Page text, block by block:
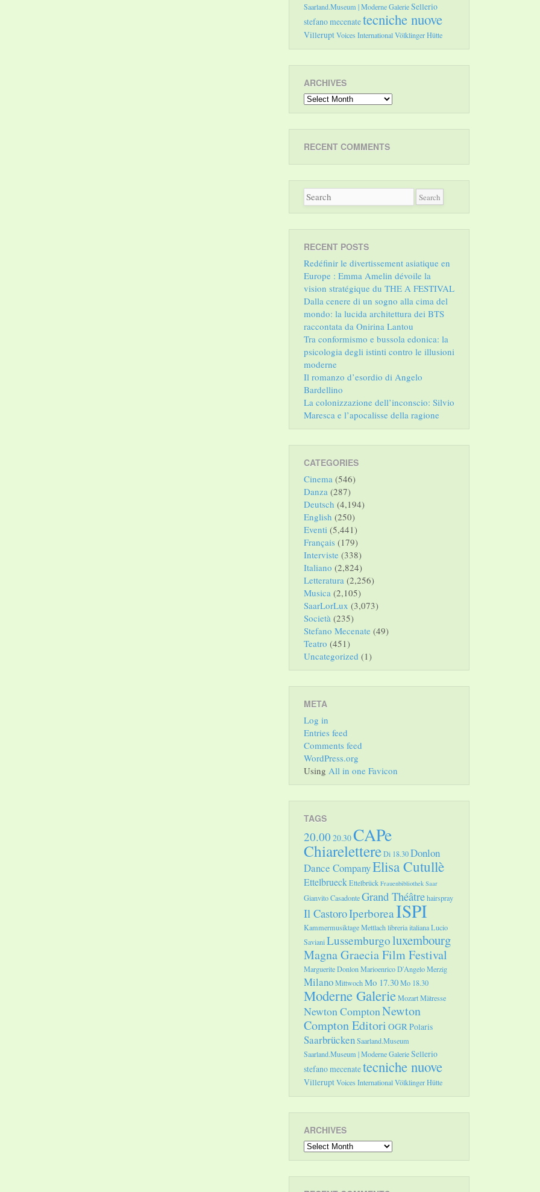
Saarland.Museum | Moderne GalerieSellerio
stefano mecenatetecniche nuove
VilleruptVoices InternationalVölklinger Hütte
ARCHIVES
Archives
RECENT COMMENTS
RECENT POSTS
Redéfinir le divertissement asiatique en
Europe : Emma Amelin dévoile la
vision stratégique du THE A FESTIVAL
Dalla cenere di un sogno alla cima del
mondo: la lucida architettura dei BTS
raccontata da Onirina Lantou
Tra conformismo e bussola edonica: la
psicologia degli istinti contro le illusioni
moderne
Il romanzo d’esordio di Angelo
Bardellino
La colonizzazione dell’inconscio: Silvio
Maresca e l’apocalisse della ragione
CATEGORIES
Cinema (546)
Danza (287)
Deutsch (4,194)
English (250)
Eventi (5,441)
Français (179)
Interviste (338)
Italiano (2,824)
Letteratura (2,256)
Musica (2,105)
SaarLorLux (3,073)
Società (235)
Stefano Mecenate (49)
Teatro (451)
Uncategorized (1)
META
Log in
Entries feed
Comments feed
WordPress.org
Using All in one Favicon
TAGS
20.00 20.30CAPe
ChiarelettereDi 18.30Donlon
Dance CompanyElisa Cutullè
EttelbrueckEttelbrück Frauenbibliothek Saar
Gianvito CasadonteGrand Théâtrehairspray
Il CastoroIperboreaISPI
Kammermusiktage Mettlachlibreria italianaLucio
SavianiLussemburgoluxembourg
Magna Graecia Film Festival
Marguerite DonlonMarioenrico D'AngeloMerzig
MilanoMittwochMo 17.30Mo 18.30
Moderne GalerieMozartMätresse
Newton ComptonNewton
Compton Editori OGRPolaris
SaarbrückenSaarland.Museum
Saarland.Museum | Moderne GalerieSellerio
stefano mecenatetecniche nuove
VilleruptVoices InternationalVölklinger Hütte
ARCHIVES
Archives